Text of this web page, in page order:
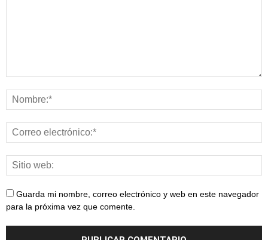
Guarda mi nombre, correo electrónico y web en este navegador
para la próxima vez que comente.